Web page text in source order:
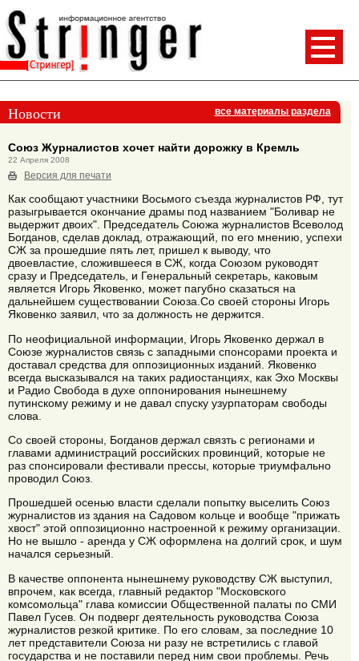
Новости все материалы раздела
Союз Журналистов хочет найти дорожку в Кремль
22 Апреля 2008
Версия для печати
Как сообщают участники Восьмого съезда журналистов РФ, тут
разыгрывается окончание драмы под названием "Боливар не
выдержит двоих". Председатель Союжа журналистов Всеволод
Богданов, сделав доклад, отражающий, по его мнению, успехи
СЖ за прошедшие пять лет, пришел к выводу, что
двоевластие, сложившееся в СЖ, когда Союзом руководят
сразу и Председатель, и Генеральный секретарь, каковым
является Игорь Яковенко, может пагубно сказаться на
дальнейшем существовании Союза.Со своей стороны Игорь
Яковенко заявил, что за должность не держится.
По неофициальной информации, Игорь Яковенко держал в
Союзе журналистов связь с западными спонсорами проекта и
доставал средства для оппозиционных изданий. Яковенко
всегда высказывался на таких радиостанциях, как Эхо Москвы
и Радио Свобода в духе оппонирования нынешнему
путинскому режиму и не давал спуску узурпаторам свободы
слова.
Со своей стороны, Богданов держал связть с регионами и
главами администраций российских провинций, которые не
раз спонсировали фестивали прессы, которые триумфально
проводил Союз.
Прошедшей осенью власти сделали попытку выселить Союз
журналистов из здания на Садовом кольце и вообще "прижать
хвост" этой оппозиционно настроенной к режиму организации.
Но не вышло - аренда у СЖ оформлена на долгий срок, и шум
начался серьезный.
В качестве оппонента нынешнему руководству СЖ выступил,
впрочем, как всегда, главный редактор "Московского
комсомольца" глава комиссии Общественной палаты по СМИ
Павел Гусев. Он подверг деятельность руководства Союза
журналистов резкой критике. По его словам, за последние 10
лет представители Союза ни разу не встретились с главой
государства и не поставили перед ним свои проблемы. Речь